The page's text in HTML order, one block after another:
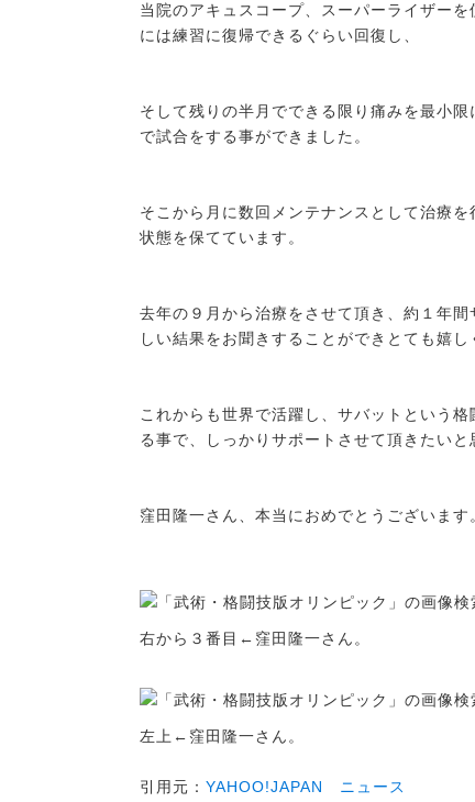
当院のアキュスコープ、スーパーライザー
には練習に復帰できるぐらい回復し、
そして残りの半月でできる限り痛みを最小
で試合をする事ができました。
そこから月に数回メンテナンスとして治療
状態を保てています。
去年の９月から治療をさせて頂き、約１年
しい結果をお聞きすることができとても嬉
これからも世界で活躍し、サバットという
る事で、しっかりサポートさせて頂きたいと
窪田隆一さん、本当におめでとうございます
右から３番目←窪田隆一さん。
左上←窪田隆一さん。
引用元： YAHOO!JAPAN ニュース